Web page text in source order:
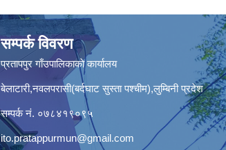
सम्पर्क विवरण
प्रतापपुर गाँउपालिकाकाे कार्यालय
बेलाटारी,नवलपरासी(बर्दघाट सुस्ता पश्चीम),लुम्बिनी प्रदेश
सम्पर्क नं. ०७८४१९०९५
ito.pratappurmun@gmail.com